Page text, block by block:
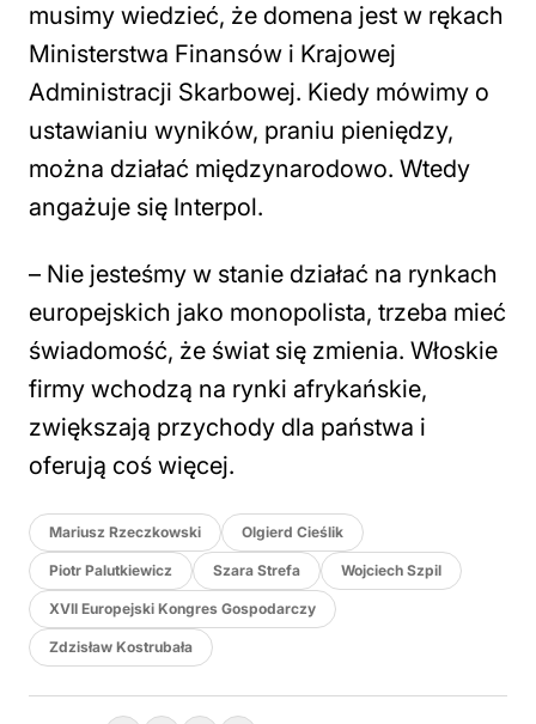
musimy wiedzieć, że domena jest w rękach
Ministerstwa Finansów i Krajowej
Administracji Skarbowej. Kiedy mówimy o
ustawianiu wyników, praniu pieniędzy,
można działać międzynarodowo. Wtedy
angażuje się Interpol.
– Nie jesteśmy w stanie działać na rynkach
europejskich jako monopolista, trzeba mieć
świadomość, że świat się zmienia. Włoskie
firmy wchodzą na rynki afrykańskie,
zwiększają przychody dla państwa i
oferują coś więcej.
Mariusz Rzeczkowski Olgierd Cieślik
Piotr Palutkiewicz Szara Strefa Wojciech Szpil
XVII Europejski Kongres Gospodarczy
Zdzisław Kostrubała